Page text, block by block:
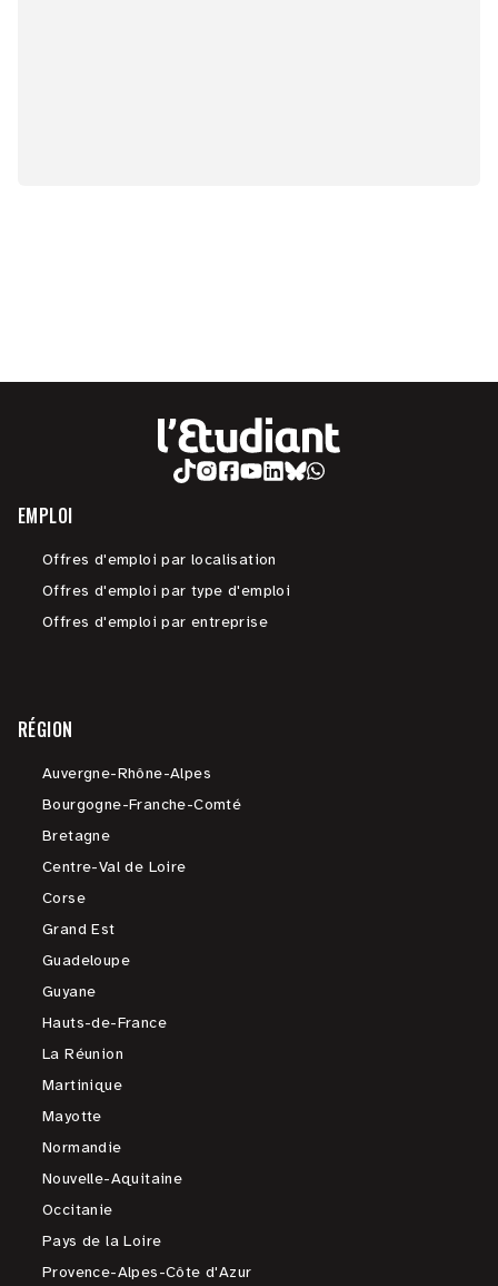
EMPLOI
Offres d'emploi par localisation
Offres d'emploi par type d'emploi
Offres d'emploi par entreprise
RÉGION
Auvergne-Rhône-Alpes
Bourgogne-Franche-Comté
Bretagne
Centre-Val de Loire
Corse
Grand Est
Guadeloupe
Guyane
Hauts-de-France
La Réunion
Martinique
Mayotte
Normandie
Nouvelle-Aquitaine
Occitanie
Pays de la Loire
Provence-Alpes-Côte d'Azur